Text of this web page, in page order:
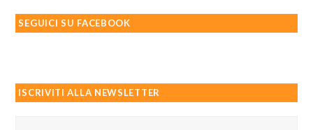
SEGUICI SU FACEBOOK
ISCRIVITI ALLA NEWSLETTER